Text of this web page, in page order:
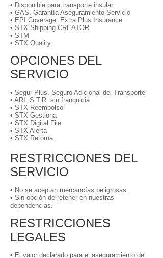
• Disponible para transporte insular
• GAS. Garantía Aseguramiento Servicio
• EPI Coverage. Extra Plus Insurance
• STX Shipping CREATOR
• STM
• STX Quality.
OPCIONES DEL
SERVICIO
• Segur Plus. Seguro Adicional del Transporte
• ARI. S.T.R. sin franquicia
• STX Reembolso
• STX Gestiona
• STX Digital File
• STX Alerta
• STX Retorna.
RESTRICCIONES DEL
SERVICIO
• No se aceptan mercancías peligrosas.
• Sin opción de retener en nuestras
dependencias.
RESTRICCIONES
LEGALES
• El valor declarado para el aseguramiento del